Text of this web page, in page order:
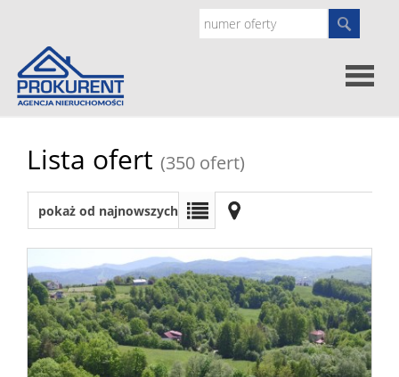
Strona
główna
prawne
O
nas
Zgłoś
Lista ofert (350 ofert)
pokaż od najnowszych